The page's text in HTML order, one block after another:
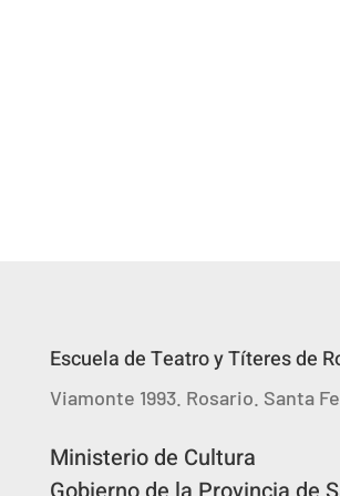
Escuela de Teatro y Títeres de
Viamonte 1993. Rosario. Santa
Ministerio de Cultura